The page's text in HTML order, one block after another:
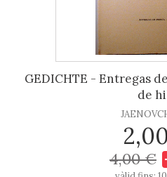
GEDICHTE - Entregas
de
4,00 €